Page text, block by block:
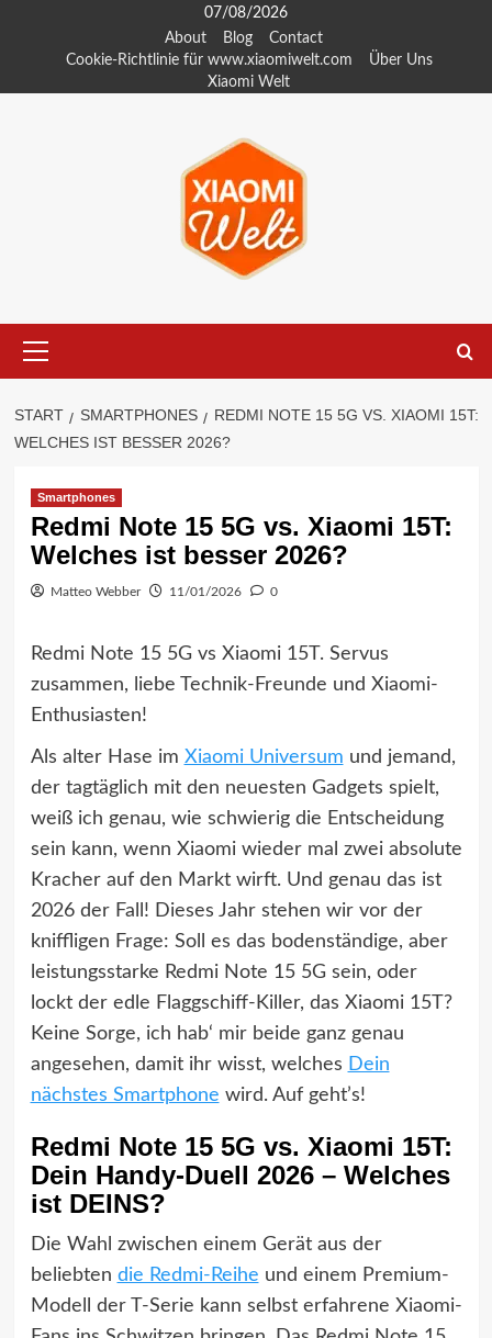
07/08/2026
About
Blog
Contact
Cookie-Richtlinie für www.xiaomiwelt.com
Über Uns
Xiaomi Welt
Menü
START SMARTPHONES
REDMI NOTE 15 5G VS. XIAOMI 15T:
WELCHES IST BESSER 2026?
Smartphones
Redmi Note 15 5G vs. Xiaomi 15T:
Welches ist besser 2026?
Matteo Webber 11/01/2026 0
Redmi Note 15 5G vs Xiaomi 15T. Servus
zusammen, liebe Technik-Freunde und Xiaomi-
Enthusiasten!
Als alter Hase im Xiaomi Universum und jemand,
der tagtäglich mit den neuesten Gadgets spielt,
weiß ich genau, wie schwierig die Entscheidung
sein kann, wenn Xiaomi wieder mal zwei absolute
Kracher auf den Markt wirft. Und genau das ist
2026 der Fall! Dieses Jahr stehen wir vor der
kniffligen Frage: Soll es das bodenständige, aber
leistungsstarke Redmi Note 15 5G sein, oder
lockt der edle Flaggschiff-Killer, das Xiaomi 15T?
Keine Sorge, ich hab‘ mir beide ganz genau
angesehen, damit ihr wisst, welches Dein
nächstes Smartphone wird. Auf geht’s!
Redmi Note 15 5G vs. Xiaomi 15T:
Dein Handy-Duell 2026 – Welches
ist DEINS?
Die Wahl zwischen einem Gerät aus der
beliebten die Redmi-Reihe und einem Premium-
Modell der T-Serie kann selbst erfahrene Xiaomi-